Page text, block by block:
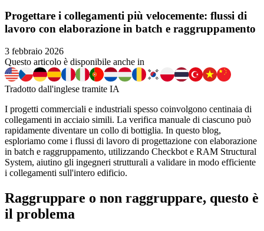
Progettare i collegamenti più velocemente: flussi di
lavoro con elaborazione in batch e raggruppamento
3 febbraio 2026
Questo articolo è disponibile anche in
Tradotto dall'inglese tramite IA
I progetti commerciali e industriali spesso coinvolgono centinaia di
collegamenti in acciaio simili. La verifica manuale di ciascuno può
rapidamente diventare un collo di bottiglia. In questo blog,
esploriamo come i flussi di lavoro di progettazione con elaborazione
in batch e raggruppamento, utilizzando Checkbot e RAM Structural
System, aiutino gli ingegneri strutturali a validare in modo efficiente
i collegamenti sull'intero edificio.
Raggruppare o non raggruppare, questo è
il problema